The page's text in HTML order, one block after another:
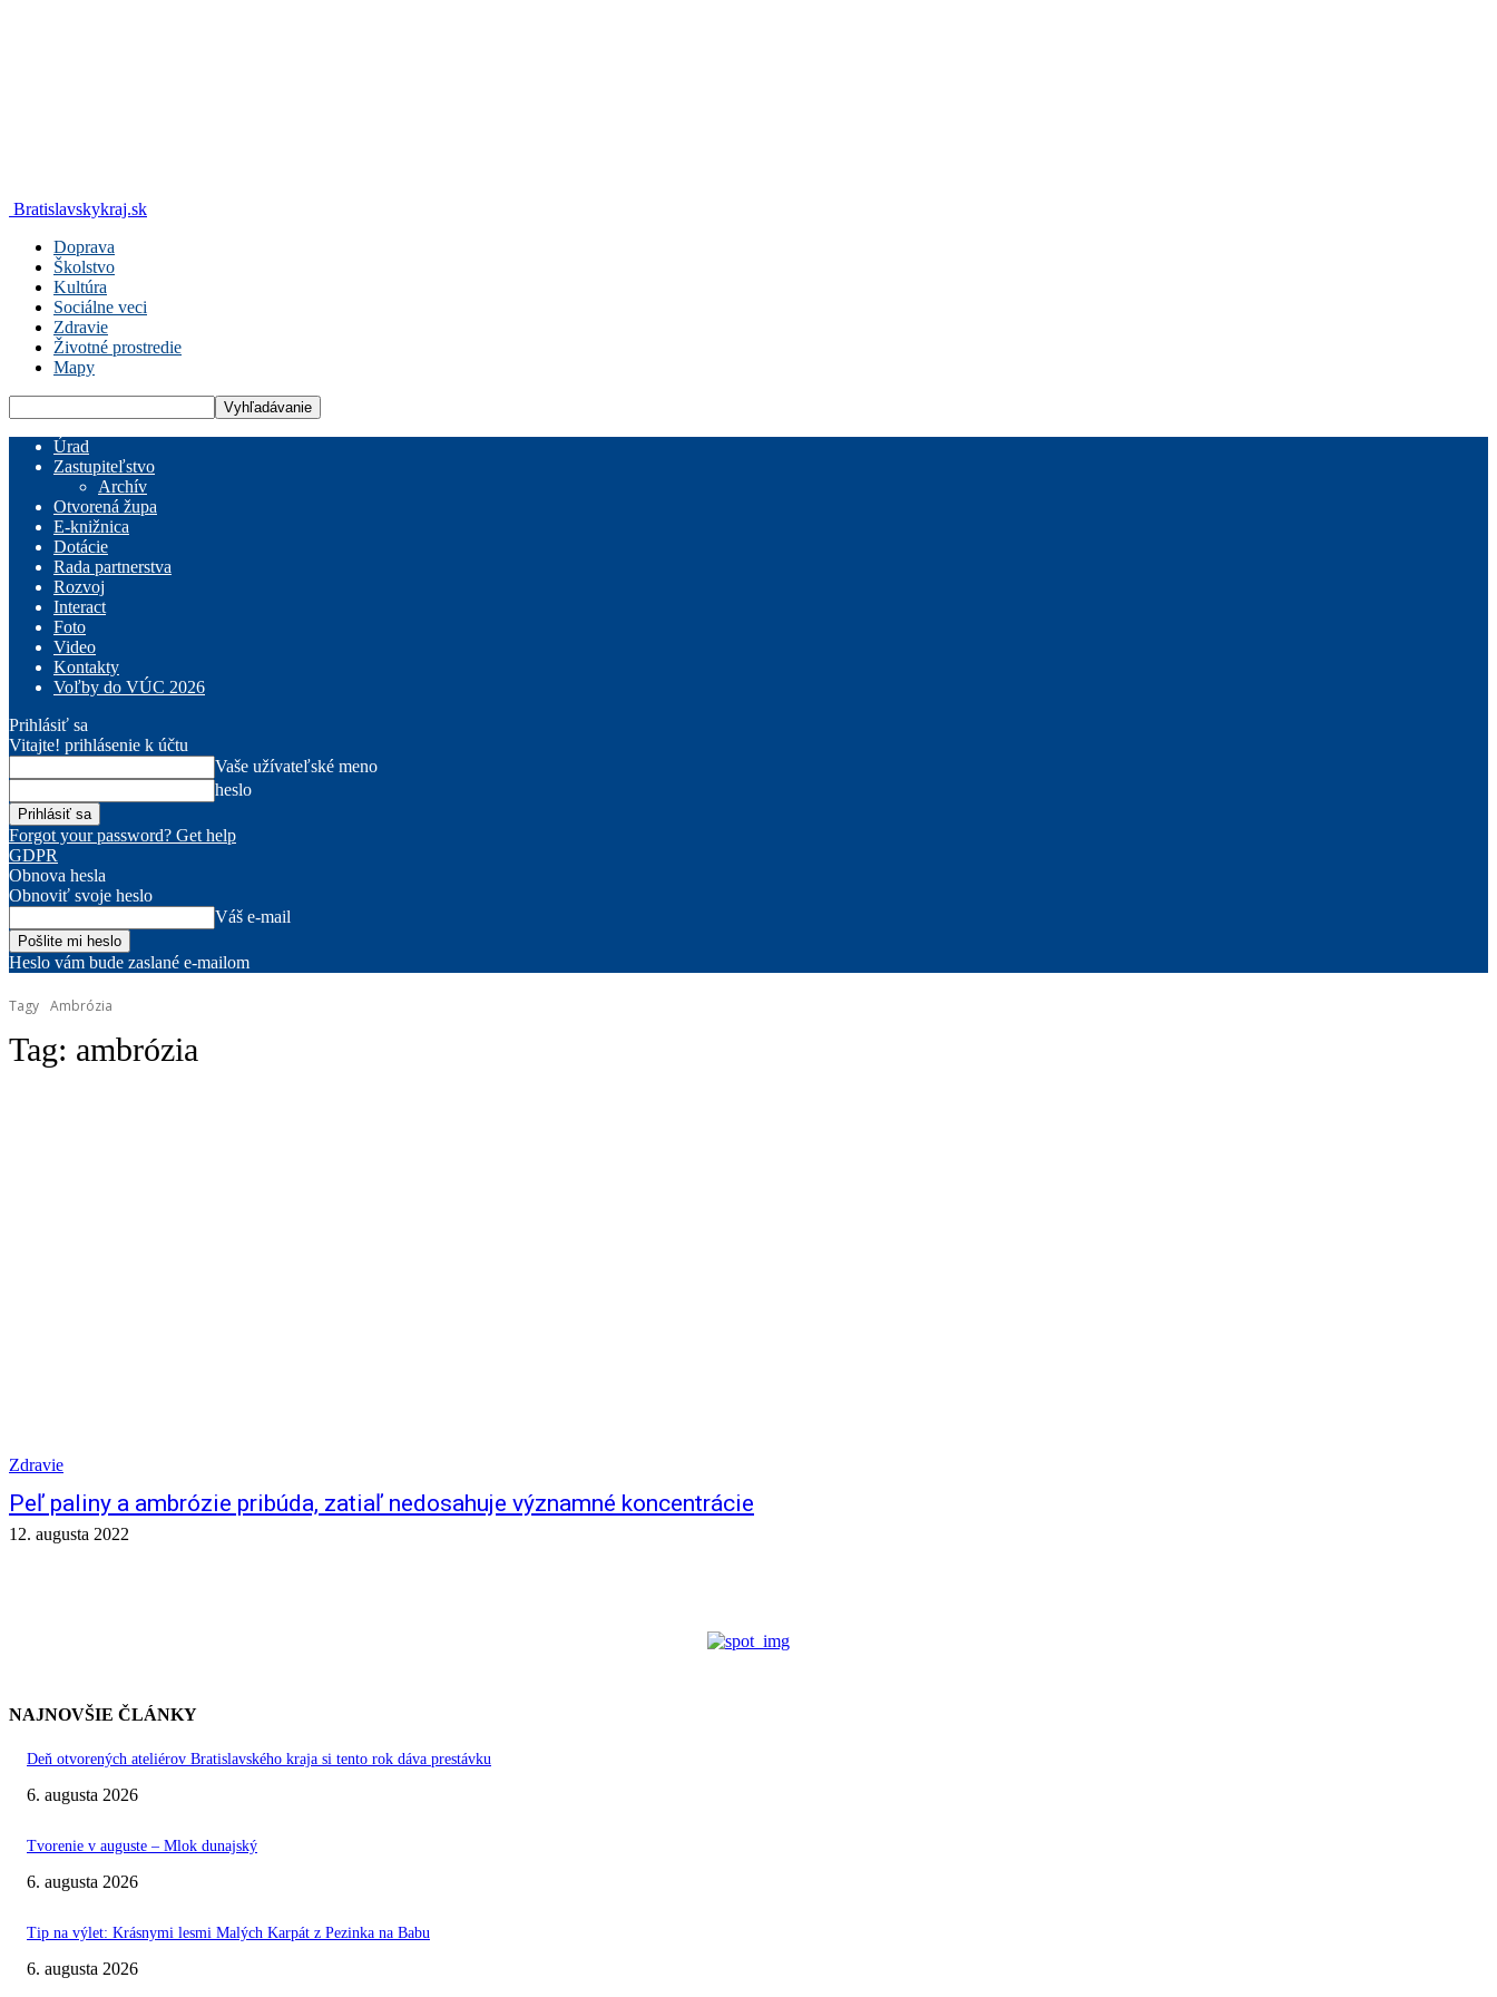
Bratislavskykraj.sk
Doprava
Školstvo
Kultúra
Sociálne veci
Zdravie
Životné prostredie
Mapy
Úrad
Zastupiteľstvo
Archív
Otvorená župa
E-knižnica
Dotácie
Rada partnerstva
Rozvoj
Interact
Foto
Video
Kontakty
Voľby do VÚC 2026
Prihlásiť sa
Vitajte! prihlásenie k účtu
Vaše užívateľské meno
heslo
Forgot your password? Get help
GDPR
Obnova hesla
Obnoviť svoje heslo
Váš e-mail
Heslo vám bude zaslané e-mailom
Tagy Ambrózia
Tag: ambrózia
Zdravie
Peľ paliny a ambrózie pribúda, zatiaľ nedosahuje významné koncentrácie
12. augusta 2022
NAJNOVŠIE ČLÁNKY
Deň otvorených ateliérov Bratislavského kraja si tento rok dáva prestávku
6. augusta 2026
Tvorenie v auguste – Mlok dunajský
6. augusta 2026
Tip na výlet: Krásnymi lesmi Malých Karpát z Pezinka na Babu
6. augusta 2026